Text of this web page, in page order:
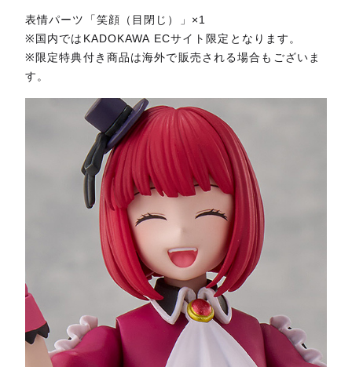
表情パーツ「笑顔（目閉じ）」×1
※国内ではKADOKAWA ECサイト限定となります。
※限定特典付き商品は海外で販売される場合もございま
す。